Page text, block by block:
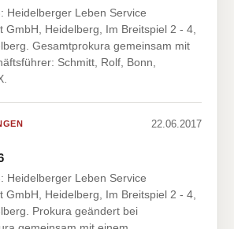
Heidelberger Leben Service
GmbH, Heidelberg, Im Breitspiel 2 - 4,
Gesamtprokura gemeinsam mit
Schmitt, Rolf, Bonn,
22.06.2017
Heidelberger Leben Service
GmbH, Heidelberg, Im Breitspiel 2 - 4,
Prokura geändert bei